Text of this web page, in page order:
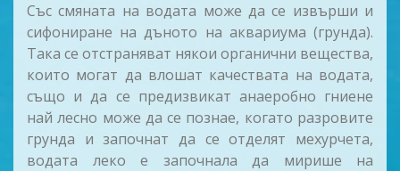
Със смяната на водата може да се извърши и
сифониране на дъното на аквариума (грунда).
Така се отстраняват някои органични вещества,
които могат да влошат качествата на водата,
също и да се предизвикат анаеробно гниене
най лесно може да се познае, когато разровите
грунда и започнат да се отделят мехурчета,
водата леко е започнала да мирише на